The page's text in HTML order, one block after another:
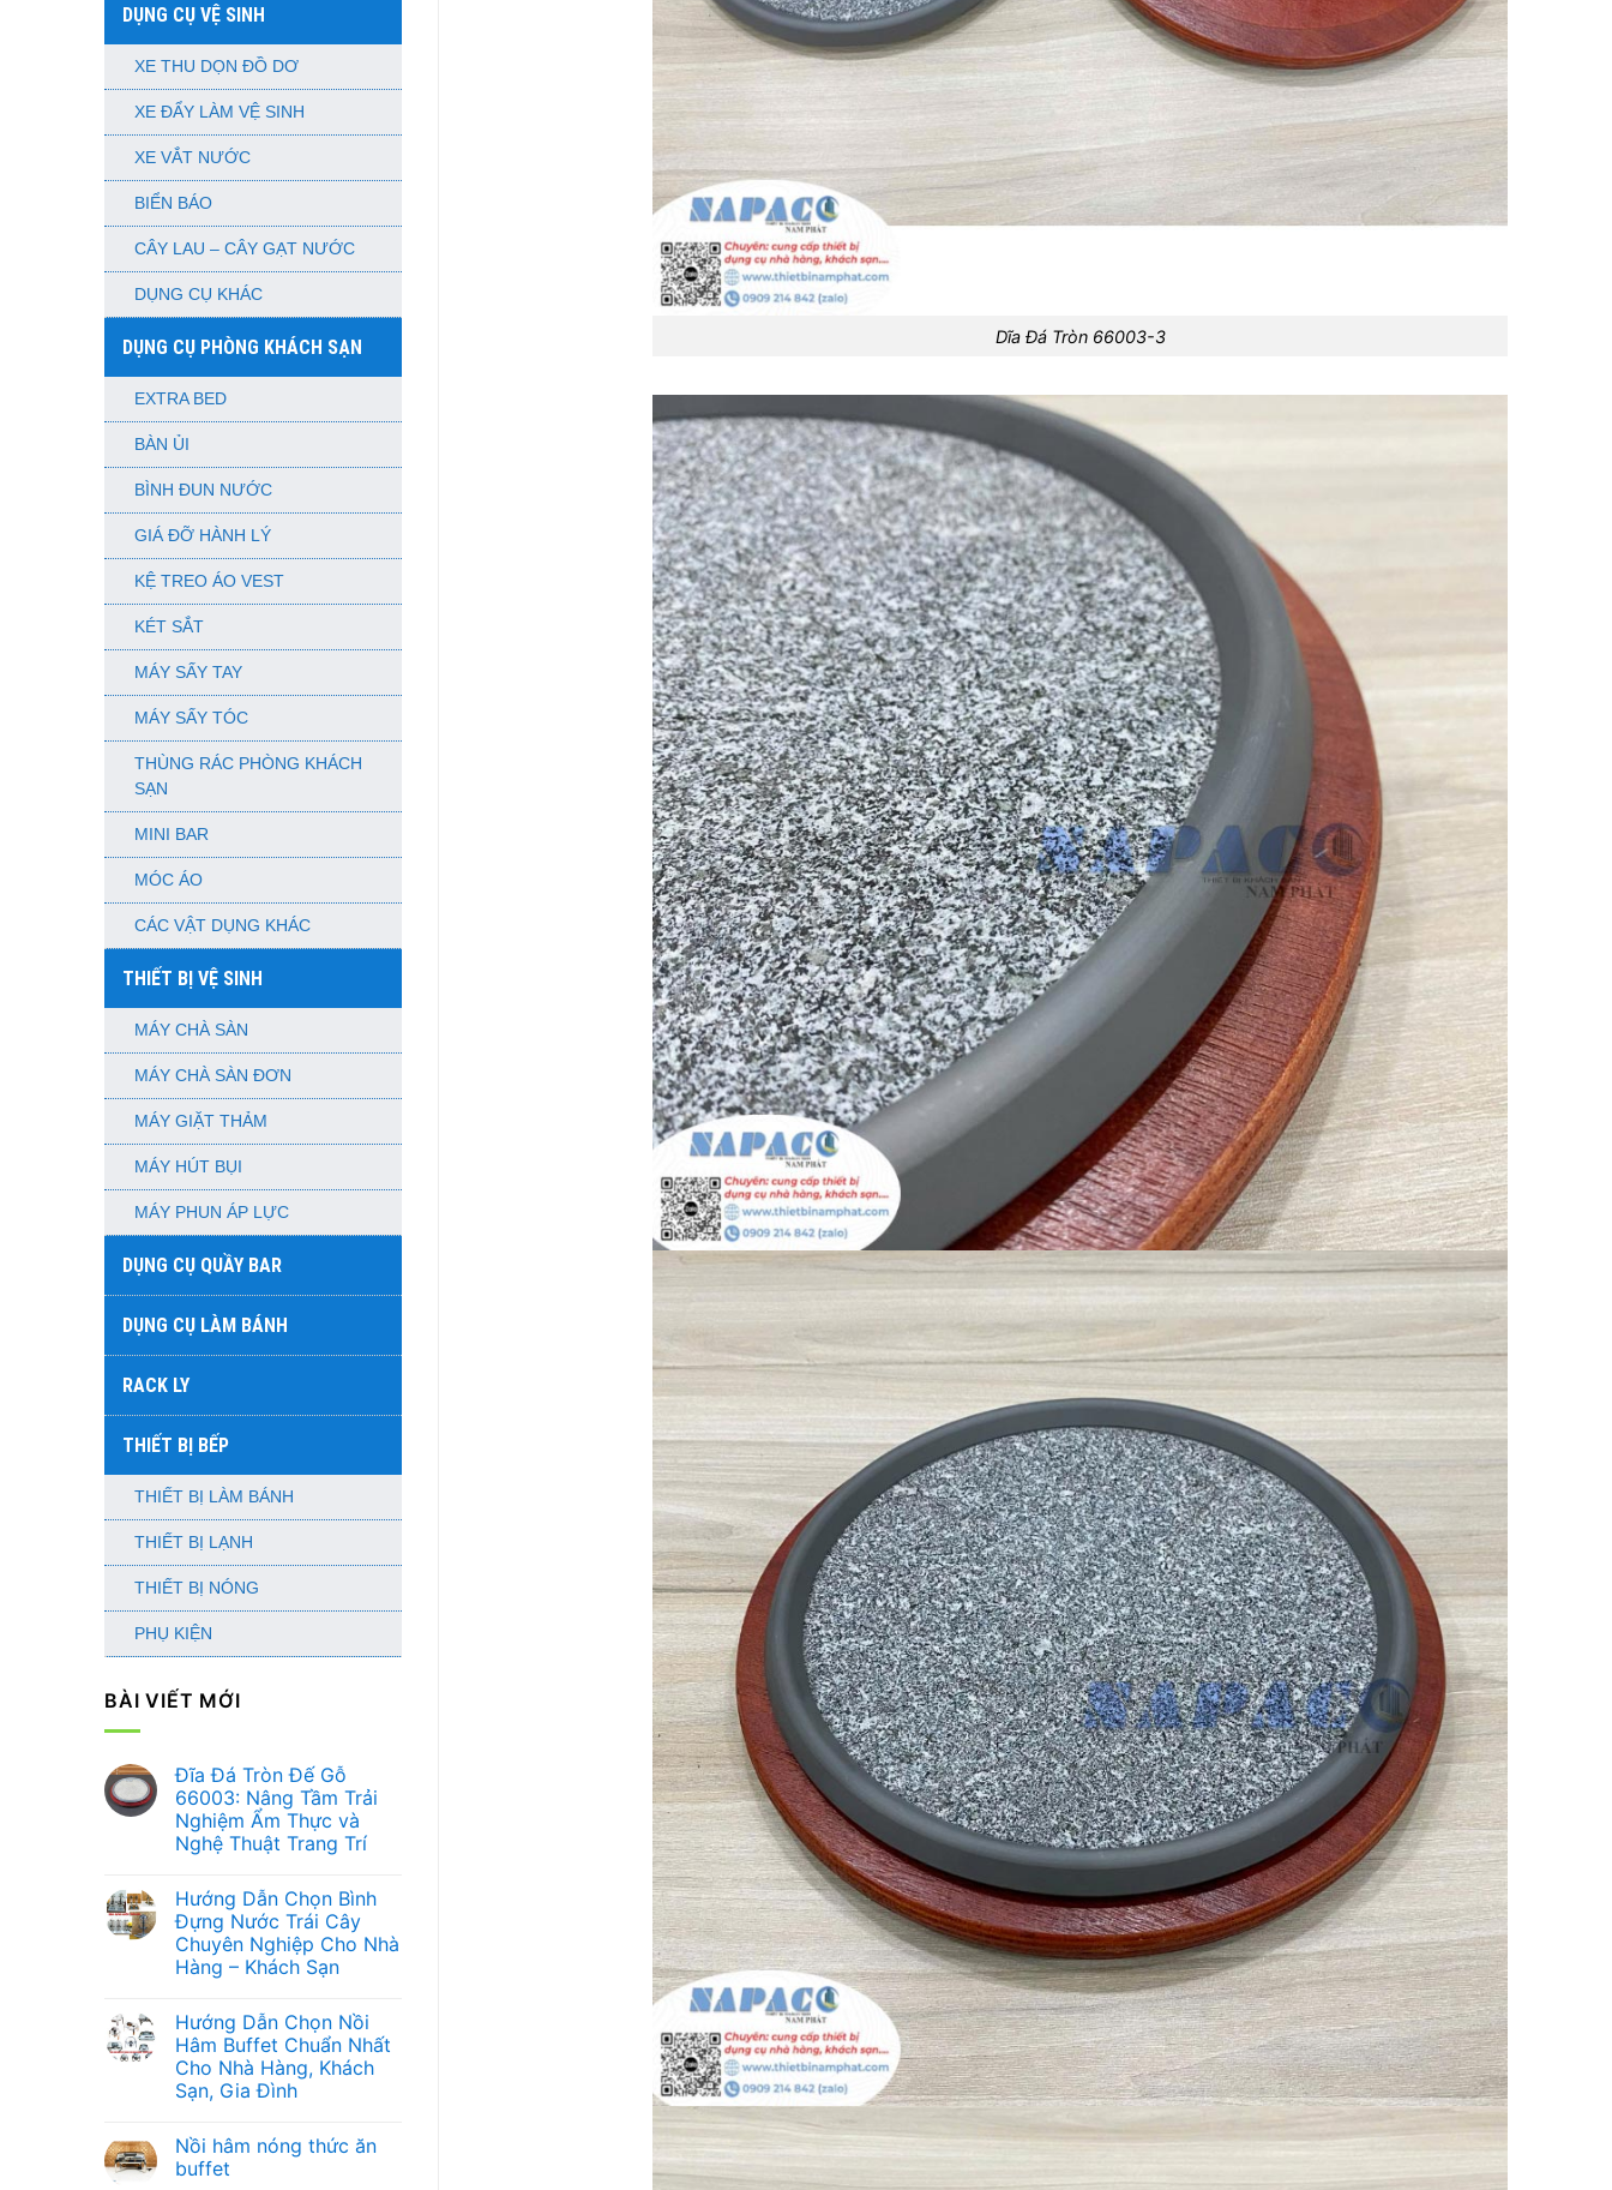
DỤNG CỤ VỆ SINH
XE THU DỌN ĐỒ DƠ
XE ĐẨY LÀM VỆ SINH
XE VẮT NƯỚC
BIỂN BÁO
CÂY LAU – CÂY GẠT NƯỚC
DỤNG CỤ KHÁC
DỤNG CỤ PHÒNG KHÁCH SẠN
EXTRA BED
BÀN ỦI
BÌNH ĐUN NƯỚC
GIÁ ĐỠ HÀNH LÝ
KỆ TREO ÁO VEST
KÉT SẮT
MÁY SẤY TAY
MÁY SẤY TÓC
THÙNG RÁC PHÒNG KHÁCH
SẠN
MINI BAR
MÓC ÁO
CÁC VẬT DỤNG KHÁC
THIẾT BỊ VỆ SINH
MÁY CHÀ SÀN
MÁY CHÀ SÀN ĐƠN
MÁY GIẶT THẢM
MÁY HÚT BỤI
MÁY PHUN ÁP LỰC
DỤNG CỤ QUẦY BAR
DỤNG CỤ LÀM BÁNH
RACK LY
THIẾT BỊ BẾP
THIẾT BỊ LÀM BÁNH
THIẾT BỊ LẠNH
THIẾT BỊ NÓNG
PHỤ KIỆN
BÀI VIẾT MỚI
Đĩa Đá Tròn Đế Gỗ
66003: Nâng Tầm Trải
Nghiệm Ẩm Thực và
Nghệ Thuật Trang Trí
bình
luận
ở
Đĩa
Đá
Tròn
66003:
Nâng
Tầm
Trải
Nghiệm
Ẩm
Nghệ
Thuật
Trang
Hướng Dẫn Chọn Bình
Đựng Nước Trái Cây
Chuyên Nghiệp Cho Nhà
Hàng – Khách Sạn
bình
luận
ở
Hướng
Dẫn
Chọn
Nước
Trái
Cây
Hướng Dẫn Chọn Nồi
Hâm Buffet Chuẩn Nhất
Cho Nhà Hàng, Khách
Sạn, Gia Đình
bình
luận
ở
Nồi hâm nóng thức ăn
buffet
Dĩa Đá Tròn 66003-3